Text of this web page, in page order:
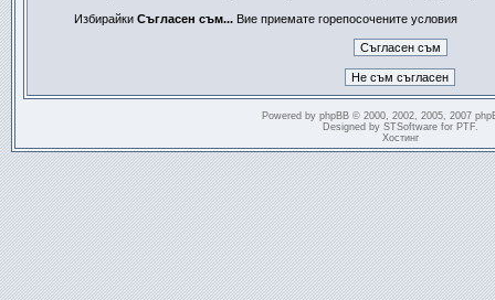
Избирайки Съгласен съм...Вие приемате горепосочените условия
Powered by phpBB© 2000, 2002, 2005, 2007
Designed by STSoftwarefor PTF.
Хостинг